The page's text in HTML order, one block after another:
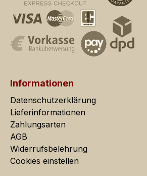
Informationen
Datenschutzerklärung
Lieferinformationen
Zahlungsarten
AGB
Widerrufsbelehrung
Cookies einstellen